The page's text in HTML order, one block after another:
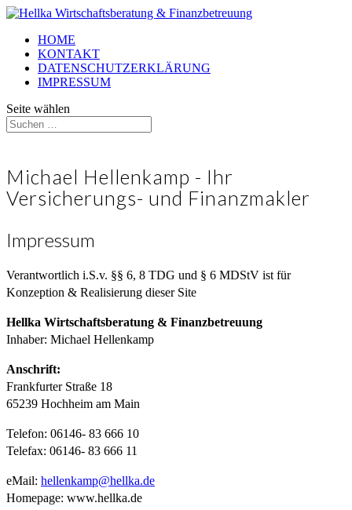
HOME
KONTAKT
DATENSCHUTZERKLÄRUNG
IMPRESSUM
Seite wählen
Michael Hellenkamp - Ihr
Versicherungs- und Finanzmakler
Impressum
Verantwortlich i.S.v. §§ 6, 8 TDG und § 6 MDStV ist für
Konzeption & Realisierung dieser Site
Hellka Wirtschaftsberatung & Finanzbetreuung
Inhaber: Michael Hellenkamp
Anschrift:
Frankfurter Straße 18
65239 Hochheim am Main
Telefon: 06146- 83 666 10
Telefax: 06146- 83 666 11
eMail: hellenkamp@hellka.de
Homepage: www.hellka.de